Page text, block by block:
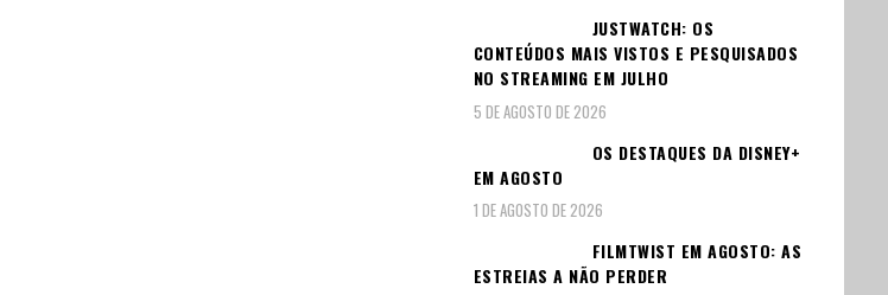
JUSTWATCH: OS
CONTEÚDOS MAIS VISTOS E PESQUISADOS
NO STREAMING EM JULHO
5 DE AGOSTO DE 2026
OS DESTAQUES DA DISNEY+
EM AGOSTO
1 DE AGOSTO DE 2026
FILMTWIST EM AGOSTO: AS
ESTREIAS A NÃO PERDER